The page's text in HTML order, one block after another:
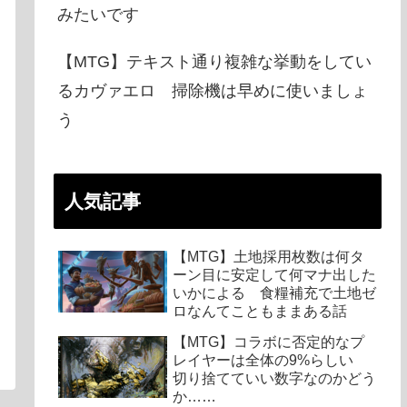
みたいです
【MTG】テキスト通り複雑な挙動をしてい
るカヴァエロ 掃除機は早めに使いましょ
う
人気記事
【MTG】土地採用枚数は何タ
ーン目に安定して何マナ出した
いかによる 食糧補充で土地ゼ
ロなんてこともままある話
【MTG】コラボに否定的なプ
レイヤーは全体の9%らしい
切り捨てていい数字なのかどう
か……